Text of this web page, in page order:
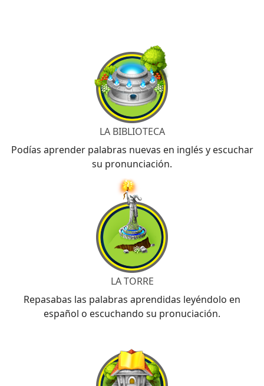
LA BIBLIOTECA
Podías aprender palabras nuevas en inglés y escuchar
su pronunciación.
LA TORRE
Repasabas las palabras aprendidas leyéndolo en
español o escuchando su pronuciación.